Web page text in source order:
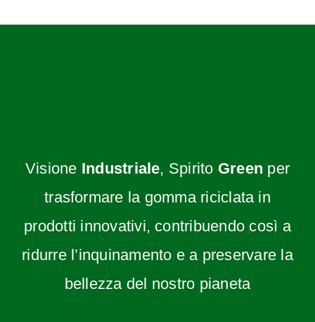
Visione Industriale, Spirito Green per
trasformare la gomma riciclata in
prodotti innovativi, contribuendo così a
ridurre l’inquinamento e a preservare la
bellezza del nostro pianeta